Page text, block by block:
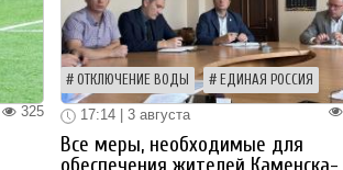
325
ОТКЛЮЧЕНИЕ ВОДЫ ЕДИНАЯ РОССИЯ
17:14 | 3 августа
Все меры, необходимые для